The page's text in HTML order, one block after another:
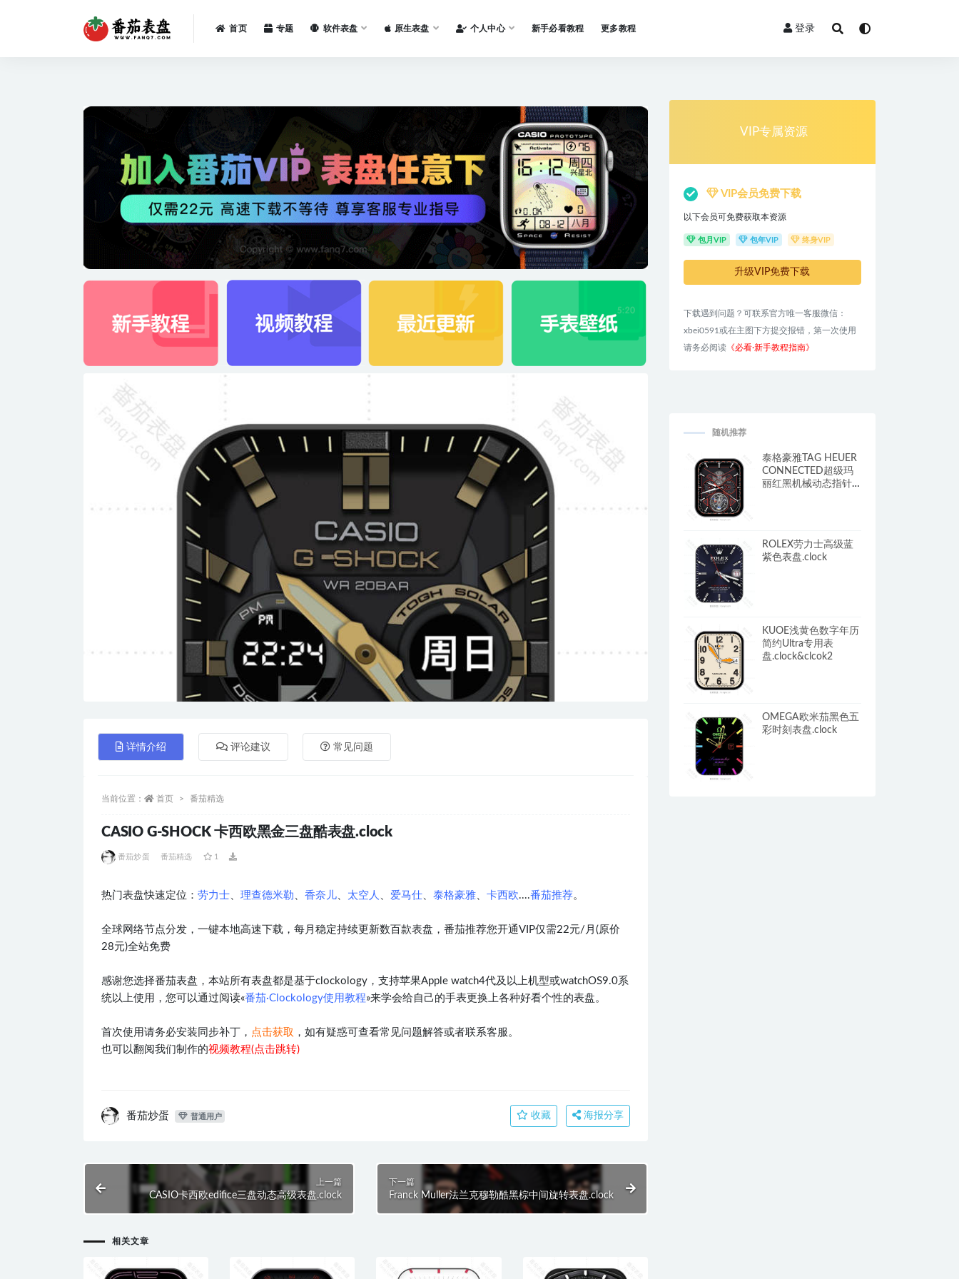
首页 专题 软件表盘 原生表盘 个人中心 新手必看教程 更多教程 登录
详情介绍 评论建议 常见问题
当前位置： 首页 番茄精选
CASIO G-SHOCK 卡西欧黑金三盘酷表盘.clock
番茄炒蛋 番茄精选 1
热门表盘快速定位： 劳力士、 理查德米勒 、 香奈儿、 太空人 、 爱马仕、 泰格豪雅、 卡西欧....番茄推荐。
全球网络节点分发，一键本地高速下载，每月稳定持续更新数百款表盘，番茄推荐您开通VIP仅需22元/月(原价
28元)全站免费
感谢您选择番茄表盘，本站所有表盘都是基于clockology，支持苹果Apple watch4代及以上机型或watchOS9.0系
统以上使用，您可以通过阅读«番茄·Clockology使用教程»来学会给自己的手表更换上各种好看个性的表盘。
首次使用请务必安装同步补丁， 点击获取 ，如有疑惑可查看常见问题解答或者联系客服。
也可以翻阅我们制作的视频教程(点击跳转)
番茄炒蛋 普通用户 收藏 海报分享
上一篇
CASIO卡西欧edifice三盘动态高级表盘.clock
下一篇
Franck Muller法兰克穆勒酷黑棕中间旋转表盘.clock
相关文章
VIP专属资源
VIP会员免费下载
以下会员可免费获取本资源
包月VIP 包年VIP 终身VIP
升级VIP免费下载
下载遇到问题？可联系官方唯一客服微信：
xbei0591或在主图下方提交报错，第一次使用
请务必阅读《必看·新手教程指南》
随机推荐
泰格豪雅TAG HEUER
CONNECTED超级玛
丽红黑机械动态指针
ROLEX劳力士高级蓝
紫色表盘.clock
KUOE浅黄色数字年历
简约Ultra专用表
盘.clock&clcok2
OMEGA欧米茄黑色五
彩时刻表盘.clock